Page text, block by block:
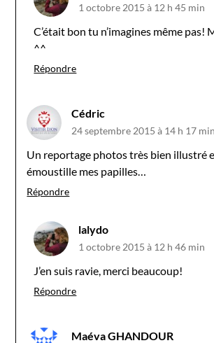
1 octobre 2015 à 12 h 45 min
C’était bon tu n’imagines même pas!
^^
Répondre
Cédric
24 septembre 2015 à 14 h 17 min
Un reportage photos très bien illustré
émoustille mes papilles…
Répondre
lalydo
1 octobre 2015 à 12 h 46 min
J’en suis ravie, merci beaucoup!
Répondre
Maéva GHANDOUR